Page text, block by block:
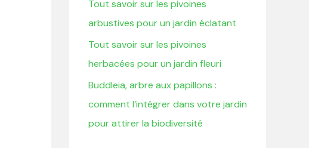
:
Tout savoir sur les pivoines
arbustives pour un jardin éclatant
Tout savoir sur les pivoines
herbacées pour un jardin fleuri
Buddleia, arbre aux papillons :
comment l’intégrer dans votre jardin
pour attirer la biodiversité